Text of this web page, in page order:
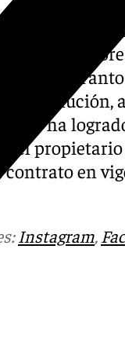
con Inglaterra,
League.
su
que ha
el
contrato en
Instagram,